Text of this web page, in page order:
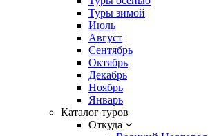
Туры зимой
Июль
Август
Сентябрь
Октябрь
Декабрь
Ноябрь
Январь
Каталог туров
Откуда